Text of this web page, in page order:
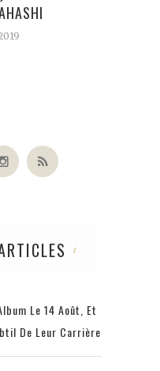
Le 14 Août, Et
De Leur Carrière